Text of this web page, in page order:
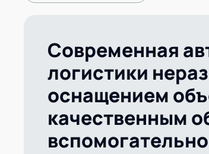
неразрывно связана с оснащением
качественным оборудованием и
вспомогательной техникой.
Современная
логистики
оснащением
качественным